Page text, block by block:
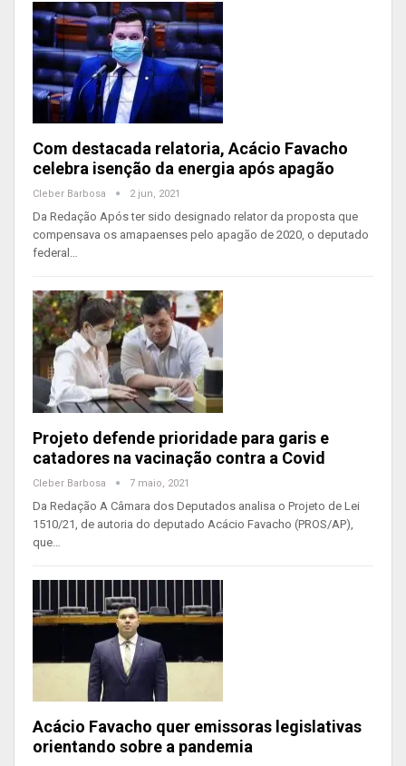
Com destacada relatoria, Acácio Favacho
celebra isenção da energia após apagão
Cleber Barbosa 2 jun, 2021
Da Redação Após ter sido designado relator da proposta que
compensava os amapaenses pelo apagão de 2020, o deputado
federal…
Projeto defende prioridade para garis e
catadores na vacinação contra a Covid
Cleber Barbosa 7 maio, 2021
Da Redação A Câmara dos Deputados analisa o Projeto de Lei
1510/21, de autoria do deputado Acácio Favacho (PROS/AP),
que…
Acácio Favacho quer emissoras legislativas
orientando sobre a pandemia